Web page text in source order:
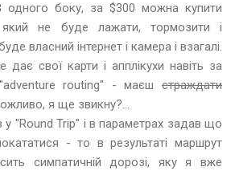
боку, за $300 можна купити
не буде лажати, тормозити і
власний інтернет і камера і взагалі.
дає свої карти і апплікухи навіть за
routing" - маєш страждати
я ще звикну?...
у "Round Trip" і в параметрах задав що
- то в результаті маршрут
симпатичній дорозі, яку я вже